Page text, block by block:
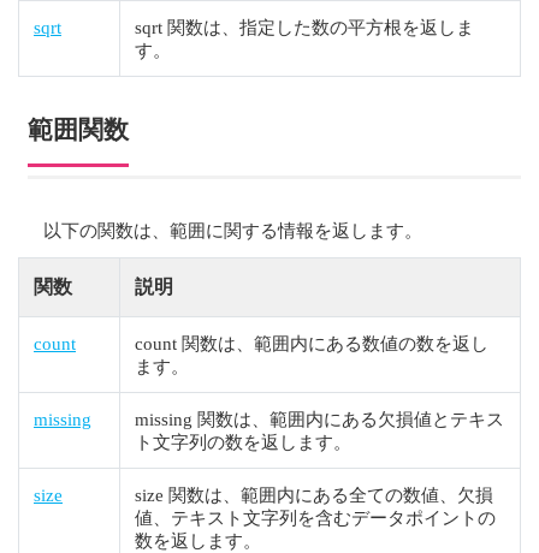
sqrt
sqrt 関数は、指定した数の平方根を返しま
す。
範囲関数
以下の関数は、範囲に関する情報を返します。
関数 説明
count
count 関数は、範囲内にある数値の数を返し
ます。
missing
missing 関数は、範囲内にある欠損値とテキス
ト文字列の数を返します。
size
size 関数は、範囲内にある全ての数値、欠損
値、テキスト文字列を含むデータポイントの
数を返します。